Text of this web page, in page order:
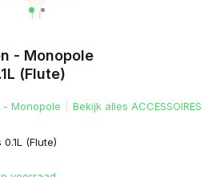
- Monopole
(Flute)
- Monopole Bekijk alles ACCESSOIRES
(Flute)